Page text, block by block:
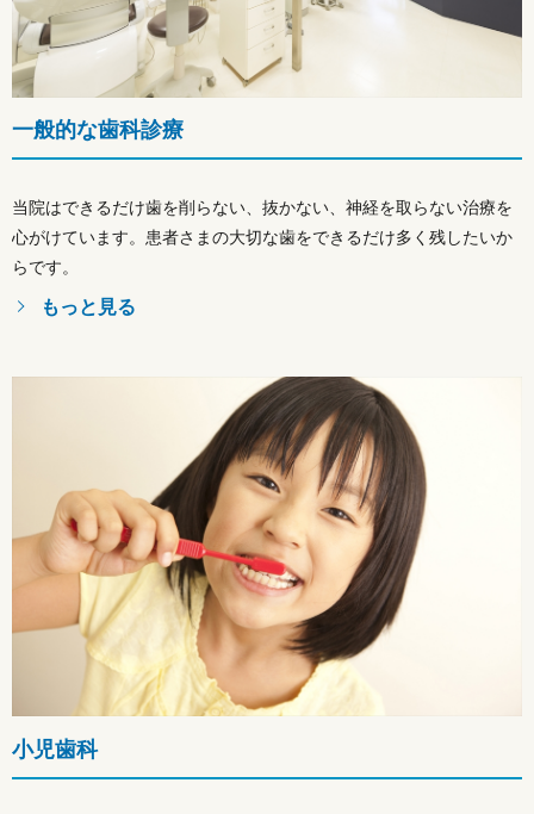
一般的な歯科診療
当院はできるだけ歯を削らない、抜かない、神経を取らない治療を
心がけています。患者さまの大切な歯をできるだけ多く残したいか
らです。
もっと見る
小児歯科